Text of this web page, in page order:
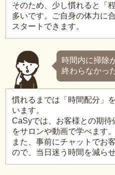
そのため、少し慣れると「
多いです。ご自身の体力に
スタートできます。
時間内に掃除
終わらなかっ
慣れるまでは「時間配分」
います。
CaSyでは、お客様との期
をサロンや動画で学べます。
また、事前にチャットでお
ので、当日迷う時間を減らせ